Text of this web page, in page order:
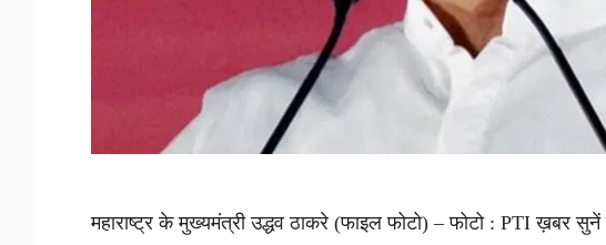
महाराष्ट्र के मुख्यमंत्री उद्धव ठाकरे (फाइल फोटो) – फोटो : PTI ख़बर सुनें